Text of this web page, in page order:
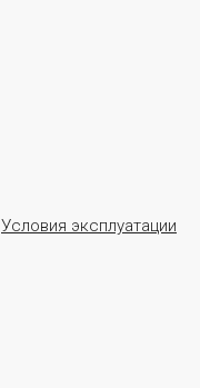
Условия эксплуатации